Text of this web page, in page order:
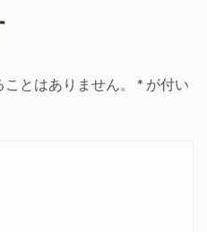
とはありません。 * が付い